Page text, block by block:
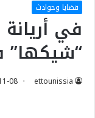
قضايا وحوادث
في
“شيكها”
ettounissia
08